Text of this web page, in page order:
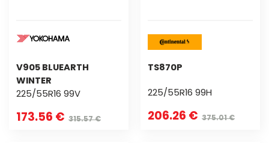
V905 BLUEARTH
WINTER
225/55R16 99V
173.56 € 315.57 €
TS870P
225/55R16 99H
206.26 € 375.01 €